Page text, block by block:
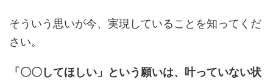
そういう思いが今、実現していることを知ってくだ
さい。
「〇〇してほしい」という願いは、叶っていない状